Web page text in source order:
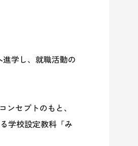
進学し、就職活動の
セプトのもと、
学校設定教科「み